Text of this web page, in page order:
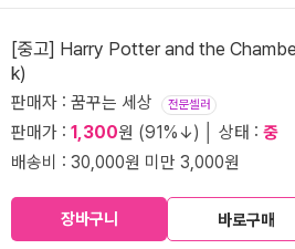
[중고] Harry Potter and the
k)
판매자 : 꿈꾸는 세상 전문셀러
판매가 : 1,300원 (91%↓) │ 상태 : 중
배송비 : 30,000원 미만 3,000원
장바구니 바로구매